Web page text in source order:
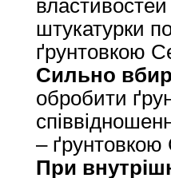
штукатурки
ґрунтовкою
Сильно
обробити
–
При